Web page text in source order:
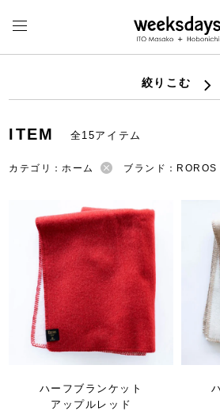
絞りこむ
ITEM 全15アイテム
カテゴリ：ホーム ブランド：ROROS
ハーフブランケット
アップルレッド